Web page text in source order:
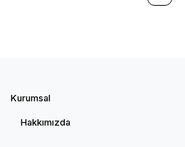
Kurumsal
Hakkımızda